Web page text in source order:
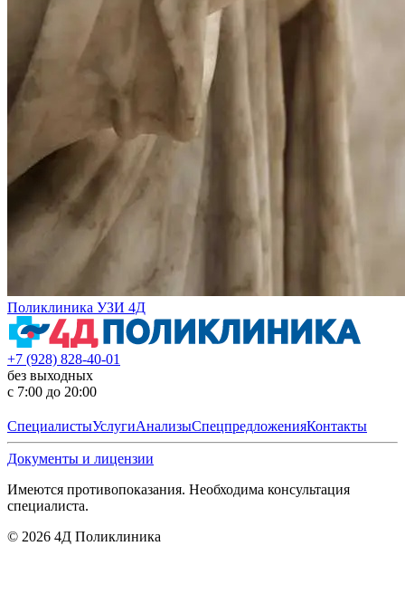
Поликлиника УЗИ 4Д
+7 (928) 828-40-01
без выходных
с 7:00 до 20:00
СпециалистыУслугиАнализыСпецпредложенияКонтакты
Документы и лицензии
Имеются противопоказания. Необходима консультация
специалиста.
© 2026 4Д Поликлиника